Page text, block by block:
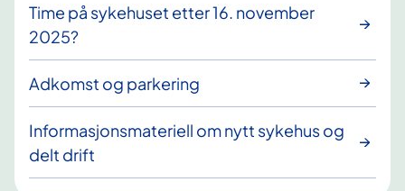
Time på sykehuset etter 16. november
2025?
Adkomst og parkering
Informasjonsmateriell om nytt sykehus og
delt drift